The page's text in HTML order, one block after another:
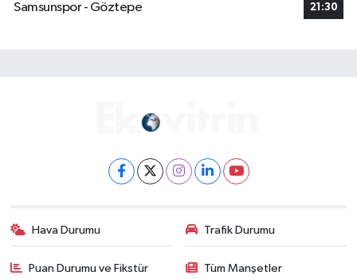
Samsunspor - Göztepe
21:30
Hava Durumu Trafik Durumu
Puan Durumu ve Fikstür Tüm Manşetler